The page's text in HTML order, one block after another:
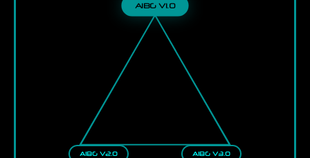
AIBG V1.0
AIBG V2.0 AIBG V3.0